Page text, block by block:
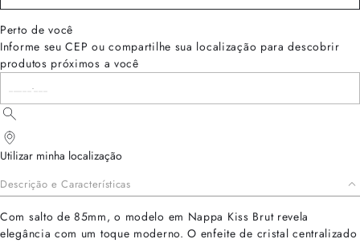
Perto de você
Informe seu CEP ou compartilhe sua localização para descobrir
produtos próximos a você
Utilizar minha localização
Descrição e Características
Com salto de 85mm, o modelo em Nappa Kiss Brut revela
elegância com um toque moderno. O enfeite de cristal centralizado